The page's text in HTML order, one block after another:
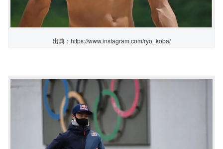
出典：https://www.instagram.com/ryo_koba/